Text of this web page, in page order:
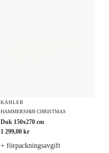
KÄHLER
HAMMERSHØI CHRISTMAS
Duk 150x270 cm
1 299,00 kr
+ förpackningsavgift